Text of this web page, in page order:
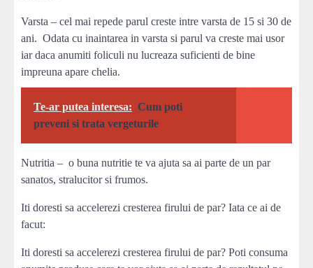
Varsta – cel mai repede parul creste intre varsta de 15 si 30 de
ani. Odata cu inaintarea in varsta si parul va creste mai usor
iar daca anumiti foliculi nu lucreaza suficienti de bine
impreuna apare chelia.
Te-ar putea interesa: Cum poti
preveni si trata vergeturile
Nutritia – o buna nutritie te va ajuta sa ai parte de un par
sanatos, stralucitor si frumos.
Iti doresti sa accelerezi cresterea firului de par? Iata ce ai de
facut:
Iti doresti sa accelerezi cresterea firului de par? Poti consuma